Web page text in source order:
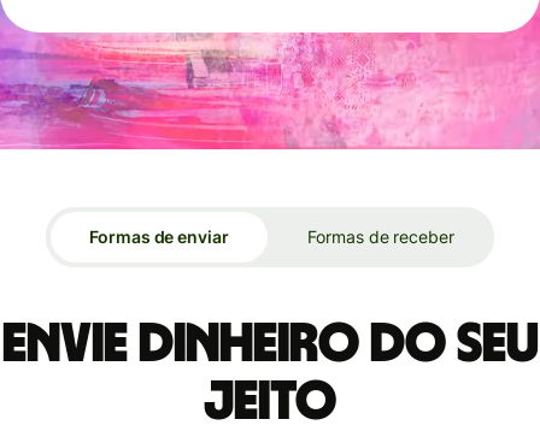
Formas de enviar Formas de receber
Envie dinheiro do seu
jeito